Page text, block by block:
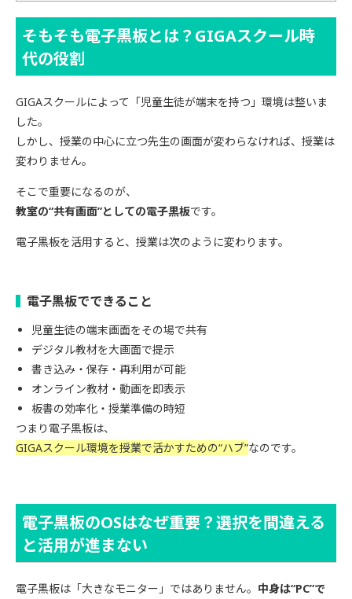
そもそも電子黒板とは？GIGAスクール時
代の役割
GIGAスクールによって「児童生徒が端末を持つ」環境は整いま
した。
しかし、授業の中心に立つ先生の画面が変わらなければ、授業は
変わりません。
そこで重要になるのが、
教室の“共有画面”としての電子黒板です。
電子黒板を活用すると、授業は次のように変わります。
電子黒板でできること
児童生徒の端末画面をその場で共有
デジタル教材を大画面で提示
書き込み・保存・再利用が可能
オンライン教材・動画を即表示
板書の効率化・授業準備の時短
つまり電子黒板は、
GIGAスクール環境を授業で活かすための“ハブ”なのです。
電子黒板のOSはなぜ重要？選択を間違える
と活用が進まない
電子黒板は「大きなモニター」ではありません。 中身は“PC”で